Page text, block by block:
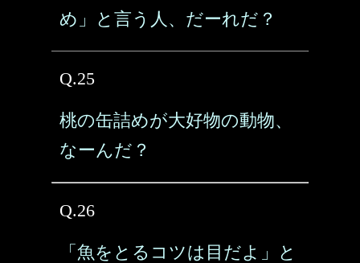
め」と言う人、だーれだ？
Q.25
桃の缶詰めが大好物の動物、
なーんだ？
Q.26
「魚をとるコツは目だよ」と